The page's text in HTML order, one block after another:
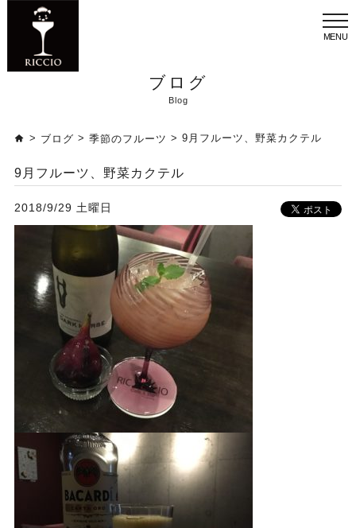
メ
ニ
ブログ
Blog
> ブログ > 季節のフルーツ > 9月フルーツ、野菜カクテル
9月フルーツ、野菜カクテル
2018/9/29 土曜日